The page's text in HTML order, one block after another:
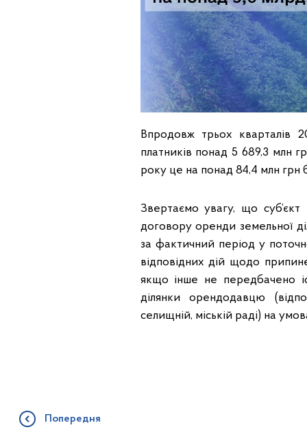
Впродовж трьох кварталів
платників понад 5 689,3 млн
року це на понад 84,4 млн грн
Звертаємо увагу, що
договору оренди земельної
за фактичний період у
відповідних дій щодо
якщо інше не передбачено
ділянки орендодавцю
селищній, міській раді) на
Попередня